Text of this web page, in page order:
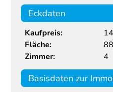
Eckdaten
Kaufpreis:
Fläche:
Zimmer:
4
Basisdaten zur